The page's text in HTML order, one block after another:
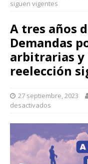
siguen vigentes
A tres años
Demandas
arbitrarias y
reelección
27 septiembre, 2023
desactivados